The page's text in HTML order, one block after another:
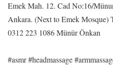
Emek Mah. 12. Cad No:16/
Ankara. (Next to Emek Mosque)
0312 223 1086 Münür Önkan
#asmr #headmassage